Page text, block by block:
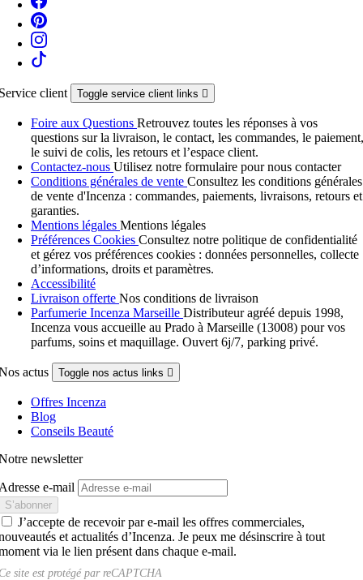
client Toggle service client links 
Foire aux Questions Retrouvez toutes les réponses à vos
questions sur la livraison, le contact, les commandes, le paiement,
le suivi de colis, les retours et l’espace client.
Contactez-nous Utilisez notre formulaire pour nous contacter
Conditions générales de vente Consultez les conditions générales
de vente d'Incenza : commandes, paiements, livraisons, retours et
garanties.
Mentions légales Mentions légales
Préférences Cookies Consultez notre politique de confidentialité
et gérez vos préférences cookies : données personnelles, collecte
d’informations, droits et paramètres.
Accessibilité
Livraison offerte Nos conditions de livraison
Parfumerie Incenza Marseille Distributeur agréé depuis 1998,
Incenza vous accueille au Prado à Marseille (13008) pour vos
parfums, soins et maquillage. Ouvert 6j/7, parking privé.
actus Toggle nos actus links 
Offres Incenza
Blog
Conseils Beauté
newsletter
e-mail
J’accepte de recevoir par e-mail les offres commerciales,
et actualités d’Incenza. Je peux me désinscrire à tout
via le lien présent dans chaque e-mail.
site est protégé parreCAPTCHA